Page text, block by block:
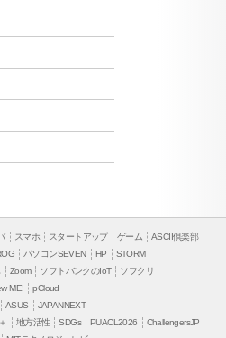
スマホ スタートアップ ゲーム
ASCII倶楽部
パソコンSEVEN HP
STORM
Zoom ソフトバンクのIoT
ソフクリ
ME!
pCloud
ASUS
JAPANNEXT
地方活性 SDGs PUACL2026
ChallengersJP